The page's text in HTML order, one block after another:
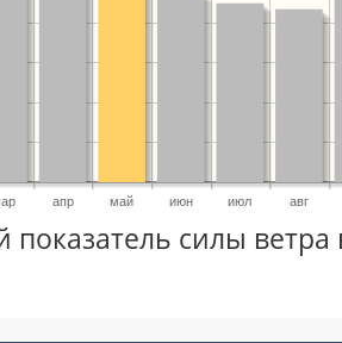
апр май июн июл авг
силы ветра